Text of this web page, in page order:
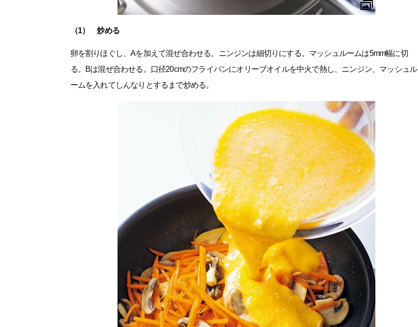
（1） 炒める
卵を割りほぐし、Aを加えて混ぜ合わせる。ニンジンは細切りにする。マッシュルームは5mm幅に切
る。Bは混ぜ合わせる。口径20cmのフライパンにオリーブオイルを中火で熱し、ニンジン、マッシュル
ームを入れてしんなりとするまで炒める。